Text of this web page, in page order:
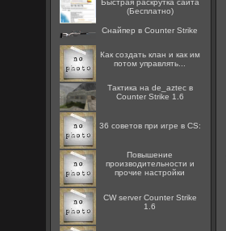
Быстрая раскрутка сайта
(Бесплатно)
Снайпер в Counter Strike
Как создать клан и как им
потом управлять...
Тактика на de_aztec в
Counter Strike 1.6
36 советов при игре в CS:
Повышение
производительности и
прочие настройки
CW server Counter Strike
1.6